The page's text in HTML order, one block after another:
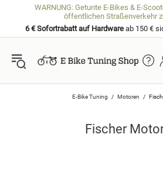
WARNUNG: Getunte E-Bikes & E-
öffentlichen Straßenverkehr
6 € Sofortrabatt auf Hardwareab 150 €
E-Bike Tuning Motoren
Fischer